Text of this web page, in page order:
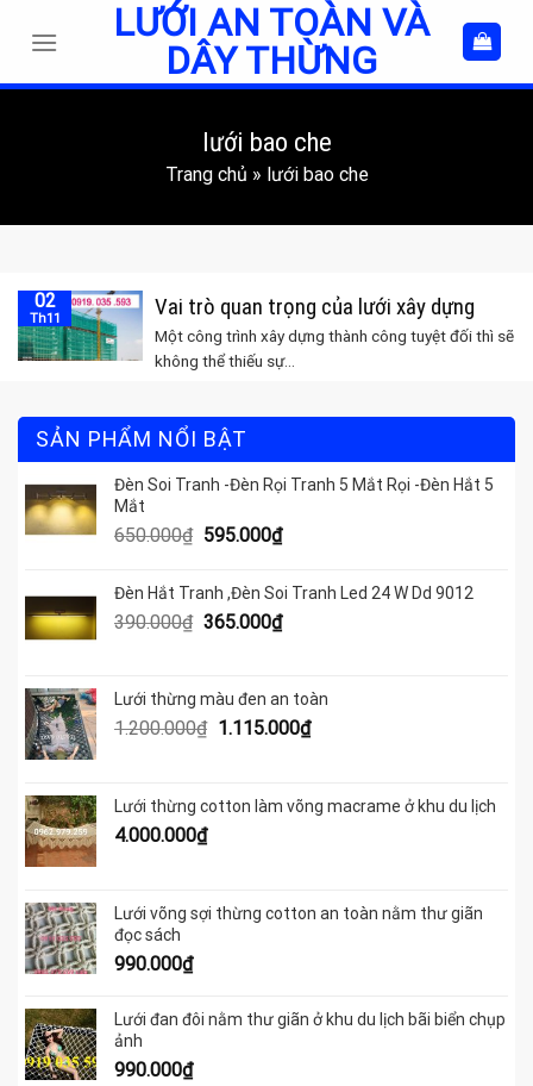
LƯỚI AN TOÀN VÀ
DÂY THỪNG
lưới bao che
Trang chủ » lưới bao che
SẢN PHẨM NỔI BẬT
Đèn Soi Tranh -Đèn Rọi Tranh 5 Mắt Rọi -Đèn Hắt 5
Mắt
650.000₫ Giá
là:
650.000₫.
595.000₫Giá
tại
là:
595.000₫.
Đèn Hắt Tranh ,Đèn Soi Tranh Led 24 W Dd 9012
390.000₫ Giá
390.000₫.
365.000₫Giá
là:
365.000₫.
Lưới thừng màu đen an toàn
1.200.000₫ Giá
1.200.000₫.
1.115.000₫Giá
là:
Lưới thừng cotton làm võng macrame ở khu du lịch
4.000.000₫
Lưới võng sợi thừng cotton an toàn nằm thư giãn
đọc sách
990.000₫
Lưới đan đôi nằm thư giãn ở khu du lịch bãi biển chụp
ảnh
990.000₫
Vai trò quan trọng của lưới xây dựng
Một công trình xây dựng thành công tuyệt đối thì sẽ
không thể thiếu sự...
02
Th11